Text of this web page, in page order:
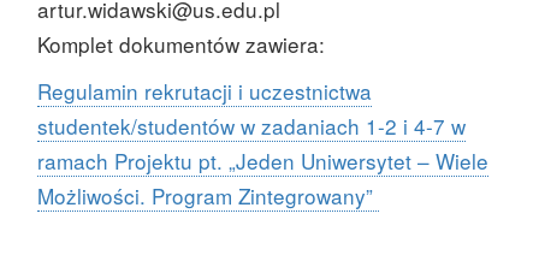
artur.widawski@us.edu.pl
Komplet dokumentów zawiera:
Regulamin rekrutacji i uczestnictwa
studentek/studentów w zadaniach 1-2 i 4-7 w
ramach Projektu pt. „Jeden Uniwersytet – Wiele
Możliwości. Program Zintegrowany”